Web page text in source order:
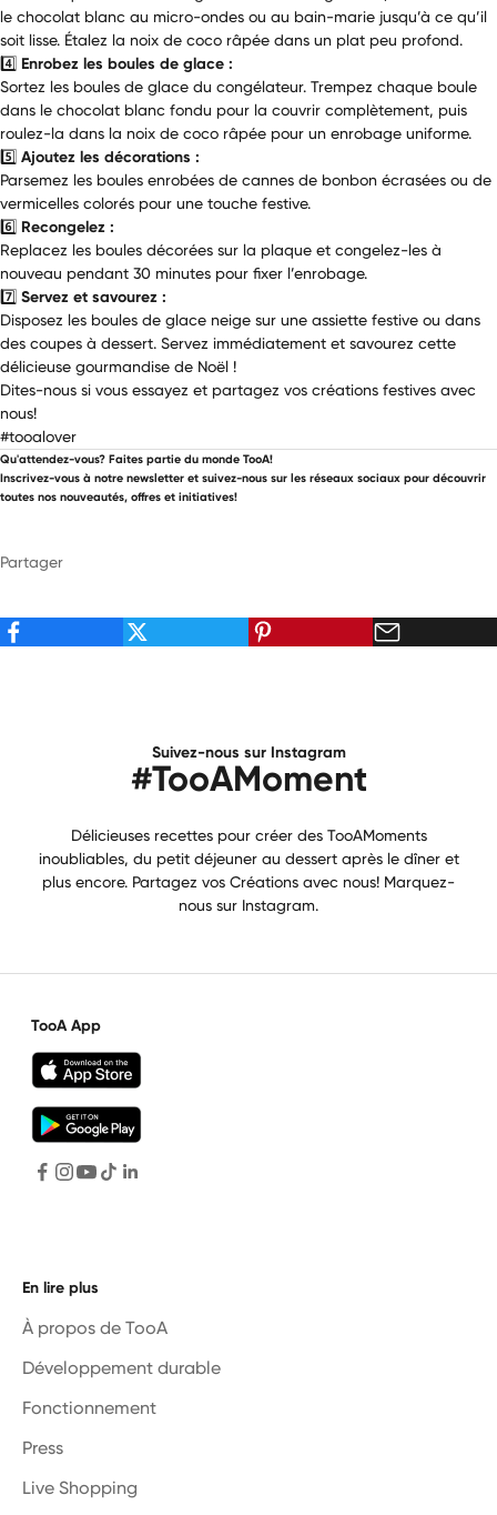
le chocolat blanc au micro-ondes ou au bain-marie jusqu’à ce qu’il
soit lisse. Étalez la noix de coco râpée dans un plat peu profond.
4️⃣ Enrobez les boules de glace :
Sortez les boules de glace du congélateur. Trempez chaque boule
dans le chocolat blanc fondu pour la couvrir complètement, puis
roulez-la dans la noix de coco râpée pour un enrobage uniforme.
5️⃣ Ajoutez les décorations :
Parsemez les boules enrobées de cannes de bonbon écrasées ou de
vermicelles colorés pour une touche festive.
6️⃣ Recongelez :
Replacez les boules décorées sur la plaque et congelez-les à
nouveau pendant 30 minutes pour fixer l’enrobage.
7️⃣ Servez et savourez :
Disposez les boules de glace neige sur une assiette festive ou dans
des coupes à dessert. Servez immédiatement et savourez cette
délicieuse gourmandise de Noël !
Dites-nous si vous essayez et partagez vos créations festives avec
nous!
#tooalover
Qu'attendez-vous? Faites partie du monde TooA!
Inscrivez-vous à notre newsletter et suivez-nous sur les réseaux sociaux pour découvrir
toutes nos nouveautés, offres et initiatives!
Partager
Suivez-nous sur Instagram
#TooAMoment
Délicieuses recettes pour créer des TooAMoments
inoubliables, du petit déjeuner au dessert après le dîner et
plus encore. Partagez vos Créations avec nous! Marquez-
nous sur Instagram.
TooA App
En lire plus
À propos de TooA
Développement durable
Fonctionnement
Press
Live Shopping